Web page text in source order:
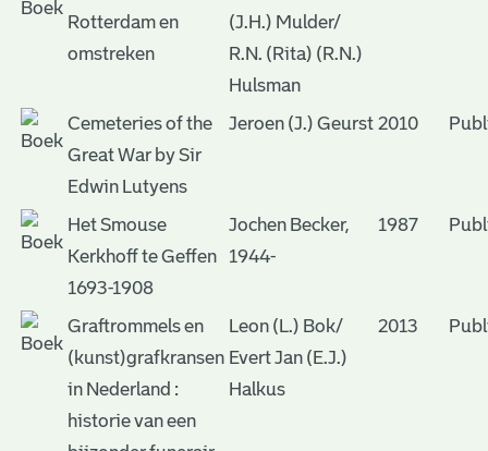
Rotterdam en
omstreken
(J.H.) Mulder/
R.N. (Rita) (R.N.)
Hulsman
Cemeteries of the
Great War by Sir
Edwin Lutyens
Jeroen (J.) Geurst 2010
Het Smouse
Kerkhoff te Geffen
1693-1908
Jochen Becker,
1944-
1987
Graftrommels en
(kunst)grafkransen
in Nederland :
historie van een
Leon (L.) Bok/
Evert Jan (E.J.)
Halkus
2013